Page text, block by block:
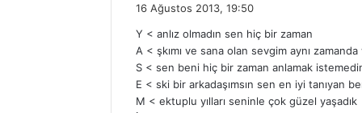
i
k
i
:
16 Ağustos 2013, 19:50
Y < anlız olmadın sen hiç bir zaman
A < şkımı ve sana olan sevgim aynı zamanda
S < sen beni hiç bir zaman anlamak
E < ski bir arkadaşımsın sen en iyi tanıyan
M < ektuplu yılları seninle çok güzel yaşadık